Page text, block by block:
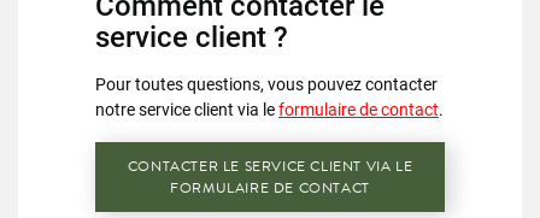
service client ?
Pour toutes questions, vous pouvez contacter
notre service client via leformulaire de contact.
CONTACTER LE SERVICE CLIENT VIA LE
FORMULAIRE DE CONTACT